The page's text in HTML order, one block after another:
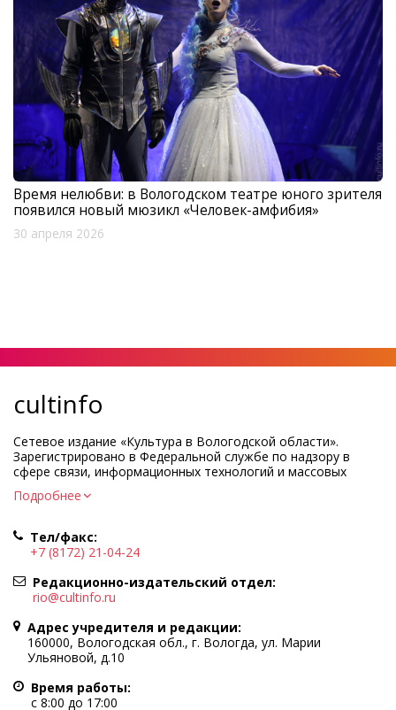
Время нелюбви: в Вологодском театре юного зрителя
появился новый мюзикл «Человек-амфибия»
30 апреля 2026
cultinfo
Сетевое издание «Культура в Вологодской области».
Зарегистрировано в Федеральной службе по надзору в
сфере связи, информационных технологий и массовых
коммуникаций.
Регистрационный номер и дата принятия решения о
Учредитель КУ ВО «Информационно-аналитический центр
культуры»
Адрес учредителя и редакции: 160000, Вологодская обл., г.
Вологда, ул. Марии Ульяновой, д.10
Главный редактор — Легчанова Елена Григорьевна
Политика в отношении обработки персональных данных
При полном или частичном использовании информации
портала гиперссылка на cultinfo.ru обязательна.
Редакция не несет ответственности за достоверность
Подробнее
Тел/факс:
+7 (8172) 21-04-24
Редакционно-издательский отдел:
rio@cultinfo.ru
Адрес учредителя и редакции:
160000, Вологодская обл., г. Вологда, ул. Марии
Ульяновой, д.10
Время работы:
с 8:00 до 17:00